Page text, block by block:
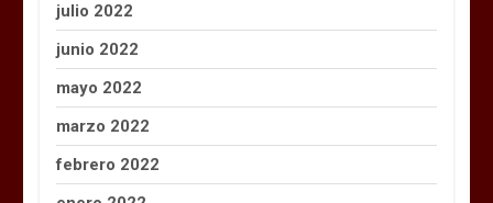
julio 2022
junio 2022
mayo 2022
marzo 2022
febrero 2022